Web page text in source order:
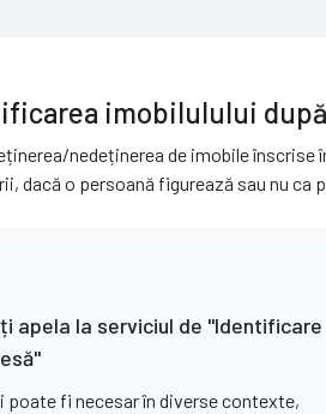
imobilulului
nedeținerea de imobile înscrise
dacă o persoană figurează sau nu
apela la serviciul de "Identificare
fi necesar în diverse contexte,